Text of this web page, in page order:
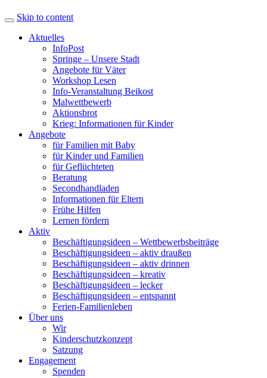
Skip to content
Aktuelles
InfoPost
Springe – Unsere Stadt
Angebote für Väter
Workshop Lesen
Info-Veranstaltung Beikost
Malwettbewerb
Aktionsbrot
Krieg: Informationen für Kinder
Angebote
für Familien mit Baby
für Kinder und Familien
für Geflüchteten
Beratung
Secondhandladen
Informationen für Eltern
Frühe Hilfen
Lernen fördern
Aktiv
Beschäftigungsideen – Wettbewerbsbeiträge
Beschäftigungsideen – aktiv draußen
Beschäftigungsideen – aktiv drinnen
Beschäftigungsideen – kreativ
Beschäftigungsideen – lecker
Beschäftigungsideen – entspannt
Ferien-Familienleben
Über uns
Wir
Kinderschutzkonzept
Satzung
Engagement
Spenden